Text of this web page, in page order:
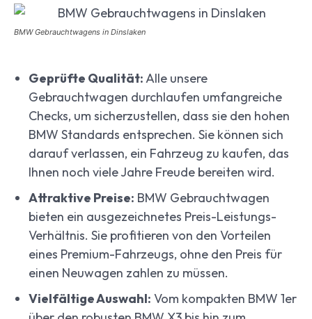
BMW Gebrauchtwagens in Dinslaken
Geprüfte Qualität:Alle unsere
Gebrauchtwagen durchlaufen umfangreiche
Checks, um sicherzustellen, dass sie den hohen
BMW Standards entsprechen. Sie können sich
darauf verlassen, ein Fahrzeug zu kaufen, das
Ihnen noch viele Jahre Freude bereiten wird.
Attraktive Preise: BMW Gebrauchtwagen
bieten ein ausgezeichnetes Preis-Leistungs-
Verhältnis. Sie profitieren von den Vorteilen
eines Premium-Fahrzeugs, ohne den Preis für
einen Neuwagen zahlen zu müssen.
Vielfältige Auswahl: Vom kompakten BMW 1er